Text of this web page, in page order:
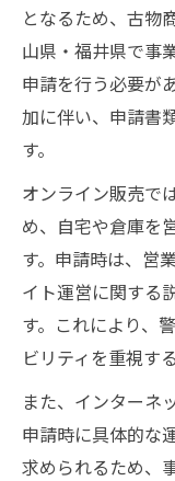
となるため、古物
山県・福井県で事
申請を行う必要が
加に伴い、申請書
す。
オンライン販売で
め、自宅や倉庫を
す。申請時は、営
イト運営に関する
す。これにより、
ビリティを重視す
また、インターネ
申請時に具体的な
求められるため、